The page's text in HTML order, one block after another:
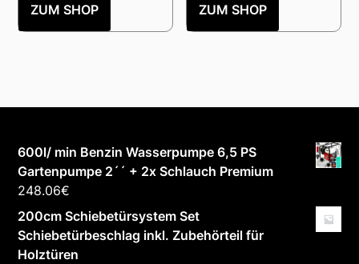
ZUM SHOP ZUM SHOP
600l/ min Benzin Wasserpumpe 6,5 PS
Gartenpumpe 2´´ + 2x Schlauch Premium
248.06€
200cm Schiebetürsystem Set
Schiebetürbeschlag inkl. Zubehörteil für
Holztüren